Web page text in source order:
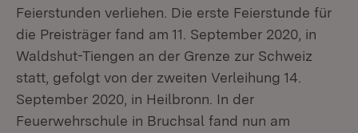
Feierstunden verliehen. Die erste Feierstunde für
die Preisträger fand am 11. September 2020, in
Waldshut-Tiengen an der Grenze zur Schweiz
statt, gefolgt von der zweiten Verleihung 14.
September 2020, in Heilbronn. In der
Feuerwehrschule in Bruchsal fand nun am